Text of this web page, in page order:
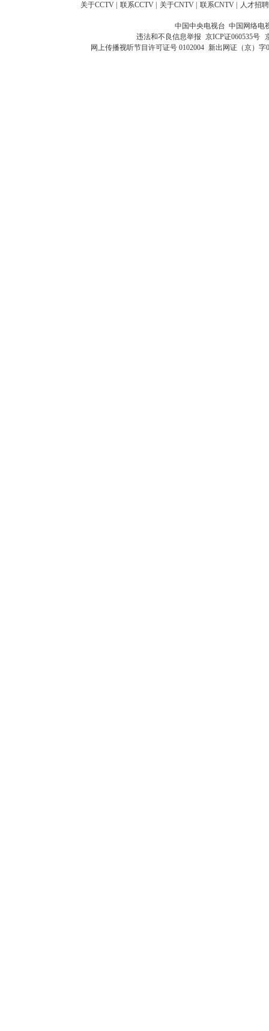
关于CCTV 联系CCTV 关于CNTV 联系CNTV 人才招聘
中国中央电视台 中国网络电
违法和不良信息举报 京ICP证060535号
网上传播视听节目许可证号 0102004 新出网证（京）